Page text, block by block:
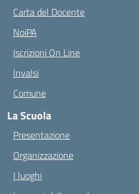
Carta del Docente
NoiPA
Iscrizioni On Line
Invalsi
Comune
La Scuola
Presentazione
Organizzazione
I luoghi